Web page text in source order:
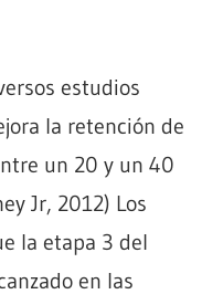
estudios
la retención de
un 20 y un 40
Jr, 2012) Los
la etapa 3 del
en las